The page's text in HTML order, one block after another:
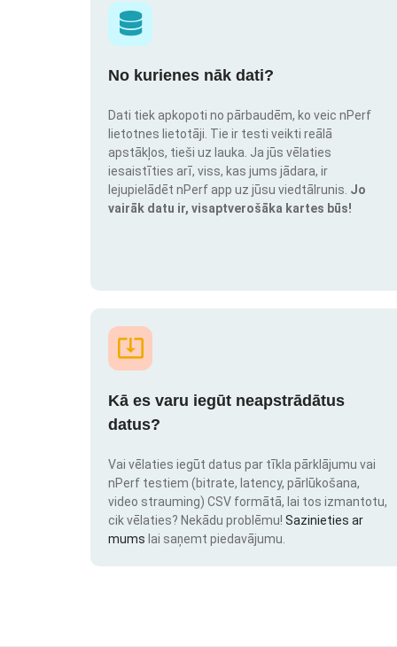
No kurienes nāk dati?
Dati tiek apkopoti no pārbaudēm, ko veic nPerf
lietotnes lietotāji. Tie ir testi veikti reālā
apstākļos, tieši uz lauka. Ja jūs vēlaties
iesaistīties arī, viss, kas jums jādara, ir
lejupielādēt nPerf app uz jūsu viedtālrunis. Jo
vairāk datu ir, visaptverošāka kartes būs!
Kā es varu iegūt neapstrādātus
datus?
Vai vēlaties iegūt datus par tīkla pārklājumu vai
nPerf testiem (bitrate, latency, pārlūkošana,
video strauming) CSV formātā, lai tos izmantotu,
cik vēlaties? Nekādu problēmu! Sazinieties ar
mums lai saņemt piedavājumu.